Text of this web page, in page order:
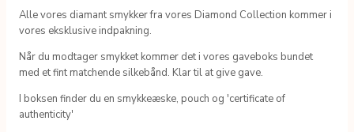
Alle vores diamant smykker fra vores Diamond Collection kommer i
vores eksklusive indpakning.
Når du modtager smykket kommer det i vores gaveboks bundet
med et fint matchende silkebånd. Klar til at give gave.
I boksen finder du en smykkeæske, pouch og 'certificate of
authenticity'